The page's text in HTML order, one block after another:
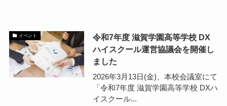
イベント
令和7年度 滋賀学園高等学校 DX
ハイスクール運営協議会を開催し
ました
2026年3月13日(金)、本校会議室にて
「令和7年度 滋賀学園高等学校 DXハ
イスクール...